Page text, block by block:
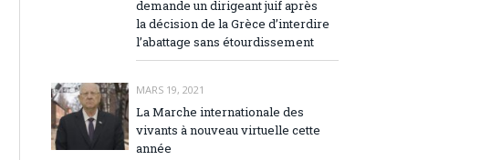
demande un dirigeant juif après
la décision de la Grèce d’interdire
l’abattage sans étourdissement
MARS 19, 2021
La Marche internationale des
vivants à nouveau virtuelle cette
année